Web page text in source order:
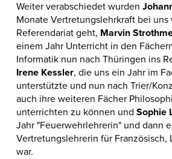
Weiter verabschiedet wurden
Monate Vertretungslehrkraft bei uns
Referendariat geht, Marvin
einem Jahr Unterricht in den
Informatik nun nach Thüringen ins
Irene Kessler, die uns ein Jahr im
unterstützte und nun nach Trier/
auch ihre weiteren Fächer
unterrichten zu können und Sophie
Jahr "Feuerwehrlehrerin" und dann
Vertretungslehrerin für Französisch,
war.